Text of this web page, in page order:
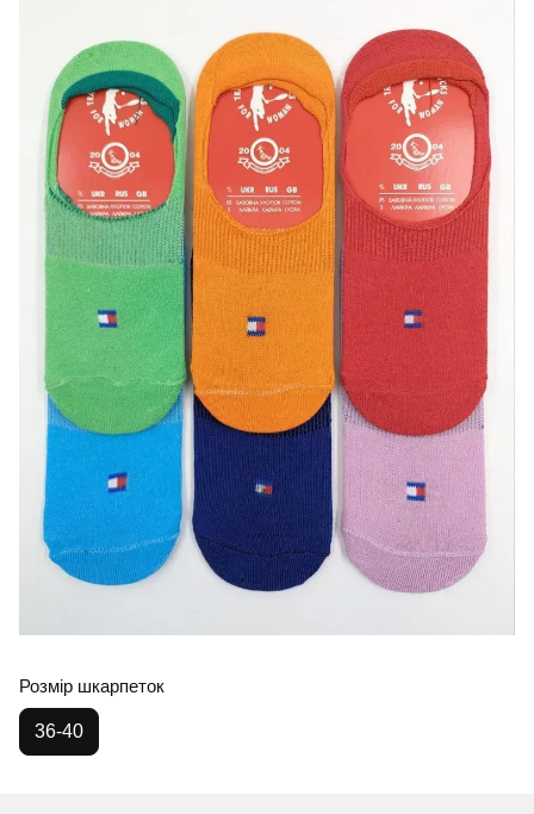
Розмір шкарпеток
36-40